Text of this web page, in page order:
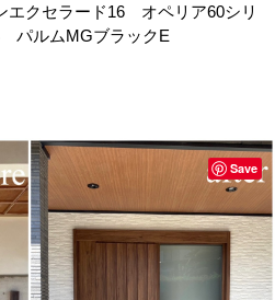
クセラード16 オペリア60シリ
ルムMGブラックE
Save